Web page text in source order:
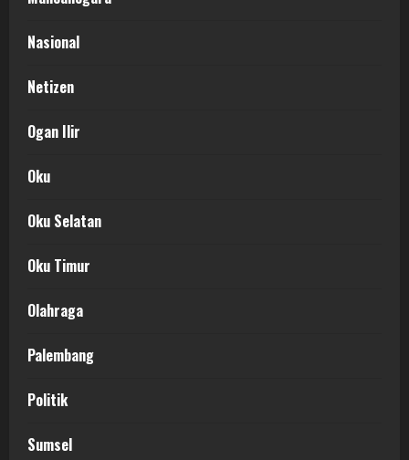
Nasional
Netizen
Ogan Ilir
Oku
Oku Selatan
Oku Timur
Olahraga
Palembang
Politik
Sumsel